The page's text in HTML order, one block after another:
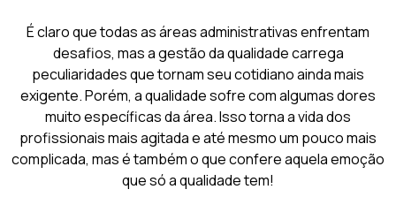
É claro que todas as áreas administrativas enfrentam
desafios, mas a gestão da qualidade carrega
peculiaridades que tornam seu cotidiano ainda mais
exigente. Porém, a qualidade sofre com algumas dores
muito específicas da área. Isso torna a vida dos
profissionais mais agitada e até mesmo um pouco mais
complicada, mas é também o que confere aquela emoção
que só a qualidade tem!